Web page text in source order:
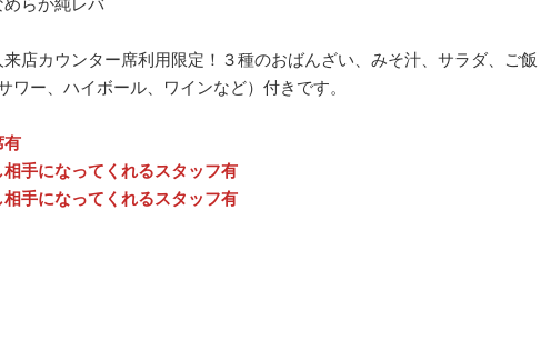
らか純レバ
店カウンター席利用限定！３種のおばんざい、みそ汁、サラダ、ご
ワー、ハイボール、ワインなど）付きです。
有
相手になってくれるスタッフ有
相手になってくれるスタッフ有